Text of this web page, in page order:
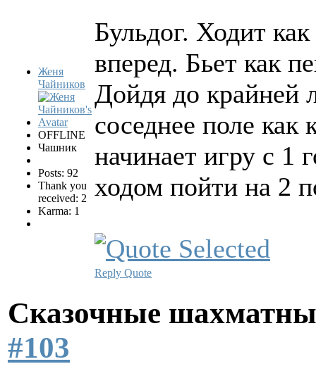
Женя
Чайников
OFFLINE
Чашник
Posts: 92
Thank you
received: 2
Karma: 1
Бульдог. Ходит
вперед. Бьет как
Дойдя до крайней
соседнее поле
начинает игру с 1
ходом пойти на 2
Reply Quote
Сказочные
#103